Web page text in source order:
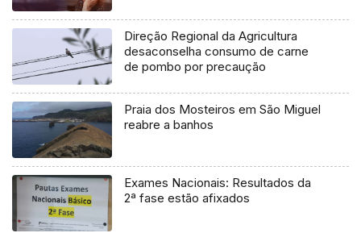
Direção Regional da Agricultura
desaconselha consumo de carne
de pombo por precaução
Praia dos Mosteiros em São Miguel
reabre a banhos
Exames Nacionais: Resultados da
2ª fase estão afixados